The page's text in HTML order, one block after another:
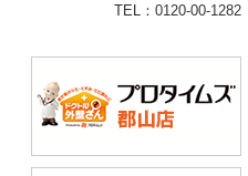
TEL： 0120-00-1282